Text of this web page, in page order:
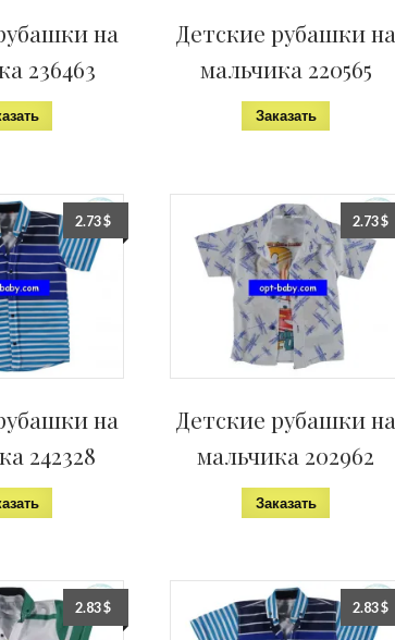
на
236463
Детские рубашки на
мальчика 220565
Заказать
на
242328
2.73$
Детские рубашки на
мальчика 202962
2.73$
Заказать
2.83$ 2.83$